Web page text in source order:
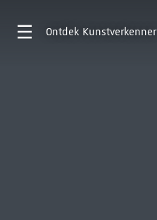
Ontdek Kunstverkenner